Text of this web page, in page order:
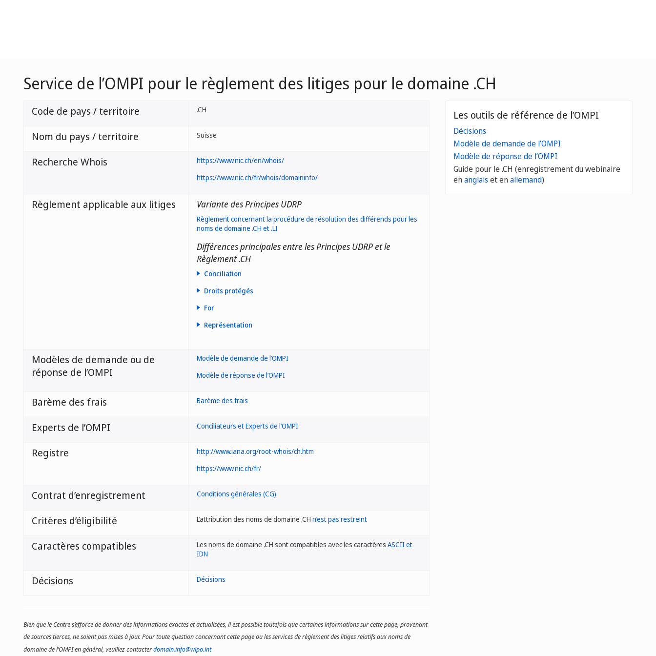
Service de l’OMPI pour le règlement des litiges pour le domaine .CH
Code de pays / territoire .CH
Nom du pays / territoire Suisse
Recherche Whois
https://www.nic.ch/en/whois/
https://www.nic.ch/fr/whois/domaininfo/
Règlement applicable aux litiges Variante des Principes UDRP
Règlement concernant la procédure de résolution des différends pour les
noms de domaine .CH et .LI
Différences principales entre les Principes UDRP et le
Règlement .CH
Conciliation
Droits protégés
For
Représentation
Modèles de demande ou de
réponse de l’OMPI
Modèle de demande de l’OMPI
Modèle de réponse de l’OMPI
Barème des frais Barème des frais
Experts de l’OMPI Conciliateurs et Experts de l’OMPI
Registre
http://www.iana.org/root-whois/ch.htm
https://www.nic.ch/fr/
Contrat d’enregistrement Conditions générales (CG)
Critères d’éligibilité L’attribution des noms de domaine .CH n’est pas restreint
Caractères compatibles Les noms de domaine .CH sont compatibles avec les caractères ASCII et
IDN
Décisions Décisions
Bien que le Centre s’efforce de donner des informations exactes et actualisées, il est possible toutefois que certaines informations sur cette page, provenant
de sources tierces, ne soient pas mises à jour. Pour toute question concernant cette page ou les services de règlement des litiges relatifs aux noms de
domaine de l’OMPI en général, veuillez contacterdomain.info@wipo.int
Les outils de référence de l’OMPI
Décisions
Modèle de demande de l’OMPI
Modèle de réponse de l’OMPI
Guide pour le .CH (enregistrement du webinaire
enanglais et enallemand)